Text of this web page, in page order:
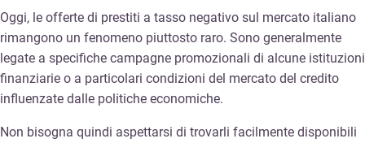
Oggi, le offerte di prestiti a tasso negativo sul mercato italiano
rimangono un fenomeno piuttosto raro. Sono generalmente
legate a specifiche campagne promozionali di alcune istituzioni
finanziarie o a particolari condizioni del mercato del credito
influenzate dalle politiche economiche.
Non bisogna quindi aspettarsi di trovarli facilmente disponibili